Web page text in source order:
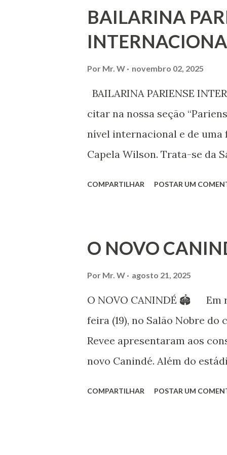
processo de decisão
liberdade de opinião e de
associação, e de participar
BAILARINA
Por Mr. W novembro 02, 2025
BAILARINA PARIENSE
citar na nossa seção
nível internacional e de
Capela Wilson. Trata-se da
Iniciou seus estudos em
em 1999, no estilo
estudos neste estilo além de
danças folclóricas do
Bailarina profissional e
estudo e pesquisa de danças
árabes e indianas. Iniciou
COMPARTILHAR POSTAR UM
O NOVO
Por Mr. W agosto 21, 2025
O NOVO CANINDÉ 🏟 Em
feira (19), no Salão Nobre do
Revee apresentaram aos
novo Canindé. Além do
presidente, Alex Bourgeois,
COMPARTILHAR POSTAR UM